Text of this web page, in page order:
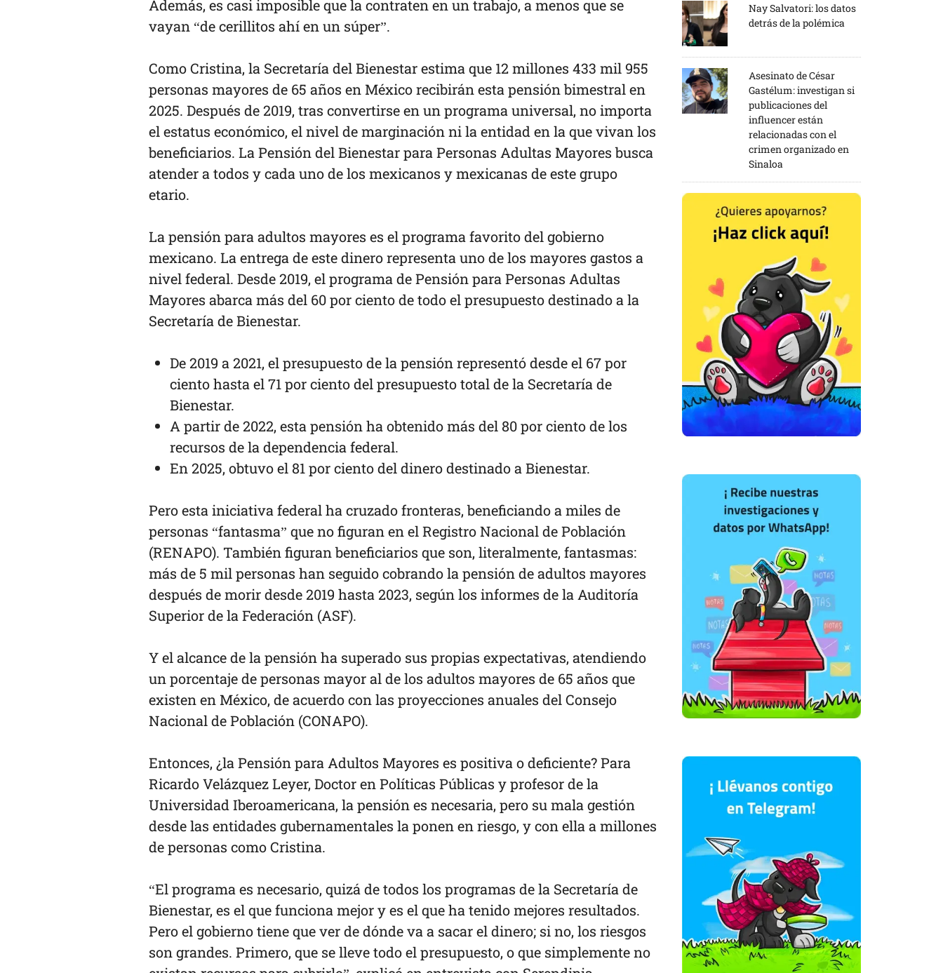
Además, es casi imposible que la contraten en un trabajo, a menos que se
vayan “de cerillitos ahí en un súper”.
Como Cristina, la Secretaría del Bienestar estima que 12 millones 433 mil 955
personas mayores de 65 años en México recibirán esta pensión bimestral en
2025. Después de 2019, tras convertirse en un programa universal, no importa
el estatus económico, el nivel de marginación ni la entidad en la que vivan los
beneficiarios. La Pensión del Bienestar para Personas Adultas Mayores busca
atender a todos y cada uno de los mexicanos y mexicanas de este grupo
etario.
La pensión para adultos mayores es el programa favorito del gobierno
mexicano. La entrega de este dinero representa uno de los mayores gastos a
nivel federal. Desde 2019, el programa de Pensión para Personas Adultas
Mayores abarca más del 60 por ciento de todo el presupuesto destinado a la
Secretaría de Bienestar.
De 2019 a 2021, el presupuesto de la pensión representó desde el 67 por
ciento hasta el 71 por ciento del presupuesto total de la Secretaría de
Bienestar.
A partir de 2022, esta pensión ha obtenido más del 80 por ciento de los
recursos de la dependencia federal.
En 2025, obtuvo el 81 por ciento del dinero destinado a Bienestar.
Pero esta iniciativa federal ha cruzado fronteras, beneficiando a miles de
personas “fantasma” que no figuran en el Registro Nacional de Población
(RENAPO). También figuran beneficiarios que son, literalmente, fantasmas:
más de 5 mil personas han seguido cobrando la pensión de adultos mayores
después de morir desde 2019 hasta 2023, según los informes de la Auditoría
Superior de la Federación (ASF).
Y el alcance de la pensión ha superado sus propias expectativas, atendiendo
un porcentaje de personas mayor al de los adultos mayores de 65 años que
existen en México, de acuerdo con las proyecciones anuales del Consejo
Nacional de Población (CONAPO).
Entonces, ¿la Pensión para Adultos Mayores es positiva o deficiente? Para
Ricardo Velázquez Leyer, Doctor en Políticas Públicas y profesor de la
Universidad Iberoamericana, la pensión es necesaria, pero su mala gestión
desde las entidades gubernamentales la ponen en riesgo, y con ella a millones
de personas como Cristina.
“El programa es necesario, quizá de todos los programas de la Secretaría de
Bienestar, es el que funciona mejor y es el que ha tenido mejores resultados.
Pero el gobierno tiene que ver de dónde va a sacar el dinero; si no, los riesgos
son grandes. Primero, que se lleve todo el presupuesto, o que simplemente no
Nay Salvatori: los datos
detrás de la polémica
Asesinato de César
Gastélum: investigan si
publicaciones del
influencer están
relacionadas con el
crimen organizado en
Sinaloa